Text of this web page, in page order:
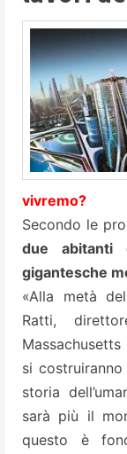
vivremo?
Secondo le
due
gigantesche
«Alla metà
Ratti,
si
storia
sarà più il
questo è